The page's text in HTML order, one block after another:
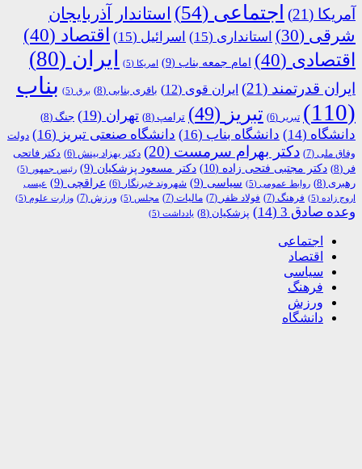
آمریکا (21) اجتماعی (54)
استاندار آذربایجان
شرقی (30) استانداری (15) اسرائیل (15) اقتصاد (40)
اقتصادی (40) امام جمعه بناب (9) امریکا (5) ایران (80)
ایران قدرتمند (21) ایران قوی (12) باقری بنابی (8) برق (5)
بناب
(110)
تبریر (6) تبریز (49) ترامپ (8) تهران (19) جنگ (8)
دانشگاه (14) دانشگاه بناب (16) دانشگاه صنعتی تبریز (16)
دولت
وفاق ملی (7) دکتر بهرام سرمست (20) دکتر بهزاد بینش (6)
دکتر فاتحی
فر (8) دکتر مجتبی فتحی زاده (10) دکتر مسعود پزشکیان (9) رئیس جمهور (5)
رهبری (8) روابط عمومی (5) سیاسی (9) شهروند خبرنگار (6) عراقچی (9)
عیسی
اروج زاده (5) فرهنگ (7) فولاد ظفر (7) مالیات (7) مجلس (5) ورزش (7) وزارت علوم (5)
وعده صادق 3 (14) پزشکیان (8) یادداشت (5)
اجتماعی
اقتصاد
سیاسی
فرهنگ
ورزش
دانشگاه